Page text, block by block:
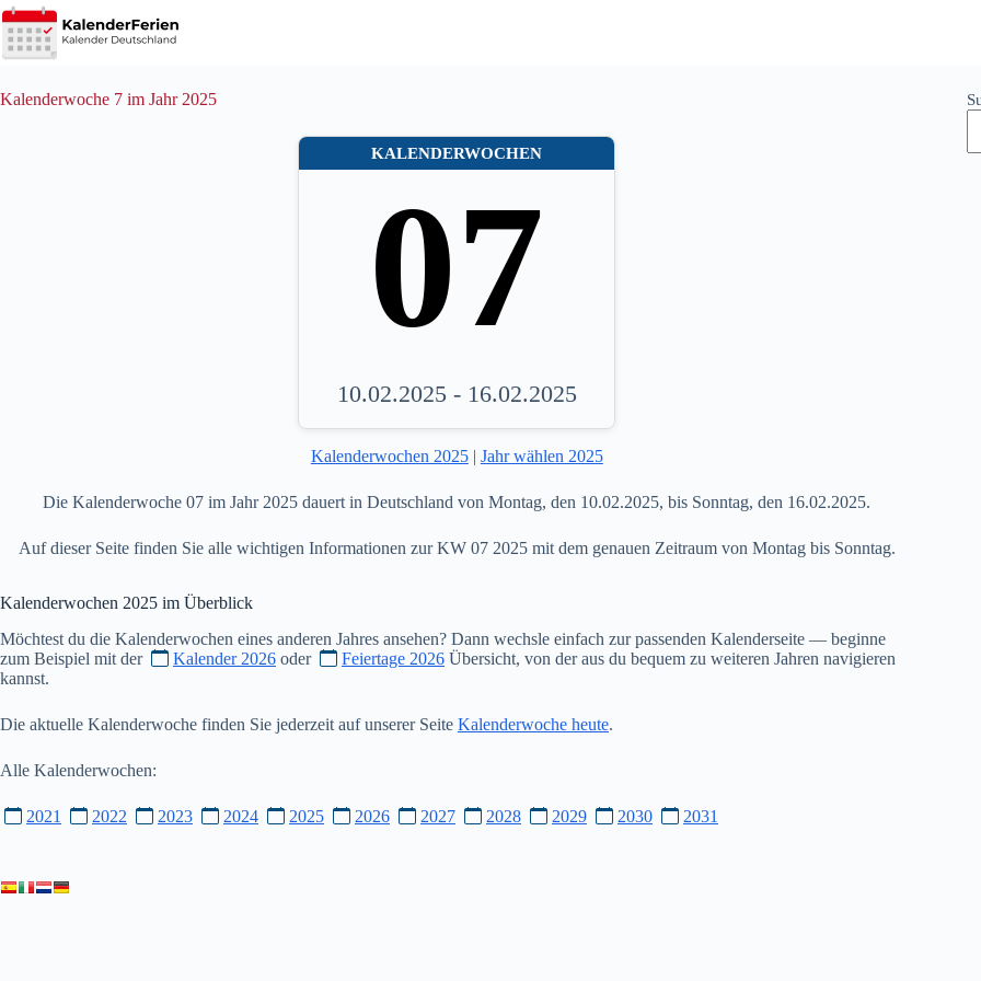
Zum
Inhalt
springen
Kalenderwoche 7 im Jahr 2025
KALENDERWOCHEN
07
10.02.2025 - 16.02.2025
Kalenderwochen 2025| Jahr wählen 2025
Die Kalenderwoche 07 im Jahr 2025 dauert in Deutschland von Montag, den 10.02.2025, bis Sonntag, den 16.02.2025.
Auf dieser Seite finden Sie alle wichtigen Informationen zur KW 07 2025 mit dem genauen Zeitraum von Montag bis Sonntag.
Kalenderwochen 2025 im Überblick
Möchtest du die Kalenderwochen eines anderen Jahres ansehen? Dann wechsle einfach zur passenden Kalenderseite — beginne
zum Beispiel mit der
Kalender 2026 oder Feiertage 2026 Übersicht, von der aus du bequem zu weiteren Jahren navigieren
kannst.
Die aktuelle Kalenderwoche finden Sie jederzeit auf unserer Seite Kalenderwoche heute.
Alle Kalenderwochen:
2021 2022 2023 2024 2025 2026 2027 2028 2029 2030 2031